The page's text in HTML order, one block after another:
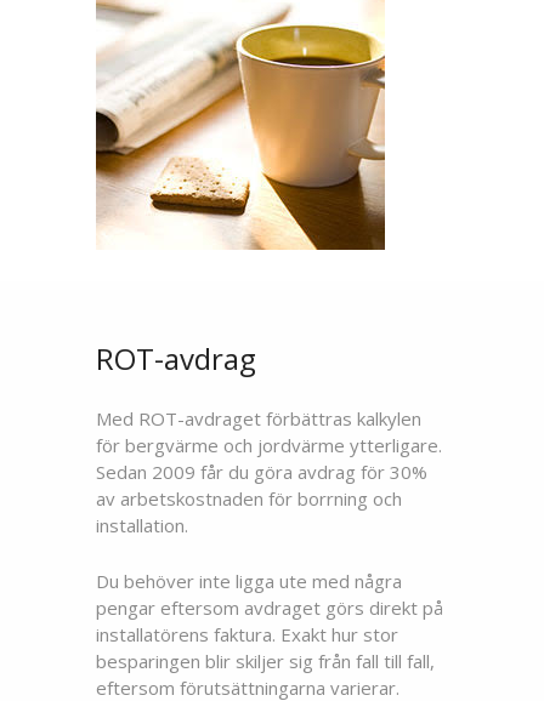
ROT-avdrag
Med ROT-avdraget förbättras kalkylen
för bergvärme och jordvärme ytterligare.
Sedan 2009 får du göra avdrag för 30%
av arbetskostnaden för borrning och
installation.
Du behöver inte ligga ute med några
pengar eftersom avdraget görs direkt på
installatörens faktura. Exakt hur stor
besparingen blir skiljer sig från fall till fall,
eftersom förutsättningarna varierar.